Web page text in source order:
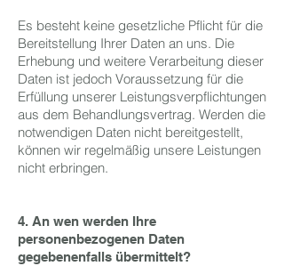
Es besteht keine gesetzliche Pflicht für die
Bereitstellung Ihrer Daten an uns. Die
Erhebung und weitere Verarbeitung dieser
Daten ist jedoch Voraussetzung für die
Erfüllung unserer Leistungsverpflichtungen
aus dem Behandlungsvertrag. Werden die
notwendigen Daten nicht bereitgestellt,
können wir regelmäßig unsere Leistungen
nicht erbringen.
4. An wen werden Ihre
personenbezogenen Daten
gegebenenfalls übermittelt?